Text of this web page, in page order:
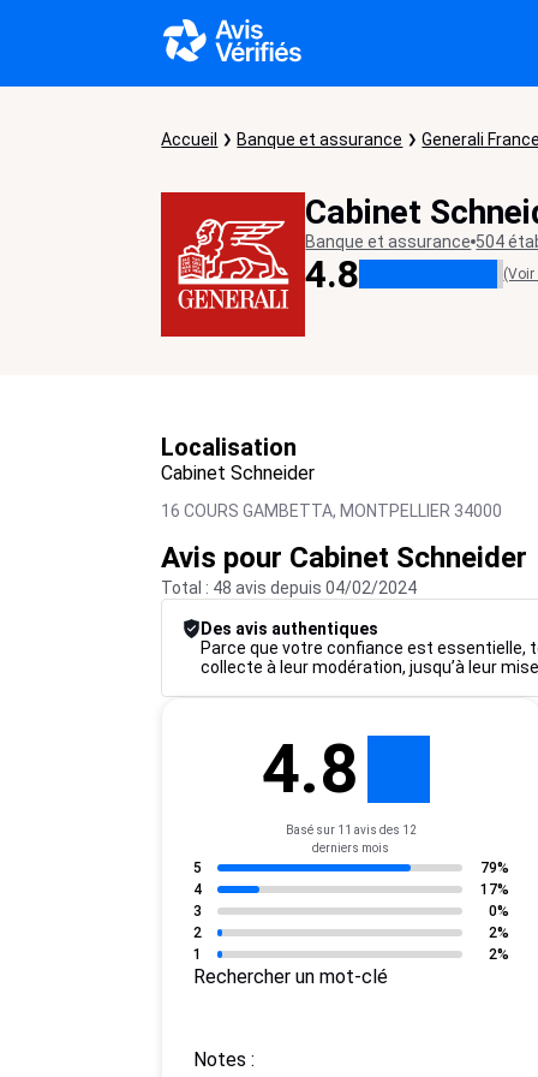
Accueil Banque et assurance Generali France
Cabinet
Banque et assurance 504
4.8 (Voir
Localisation
Cabinet Schneider
16 COURS GAMBETTA, MONTPELLIER 34000
Avis pour Cabinet Schneider
Total : 48 avis depuis 04/02/2024
Des avis authentiques
Parce que votre confiance est essentielle,
collecte à leur modération, jusqu’à leur
4.8
Basé sur 11 avis des 12
derniers mois
5
79%
4
17%
3
0%
2
2%
1
2%
Rechercher un mot-clé
Notes :